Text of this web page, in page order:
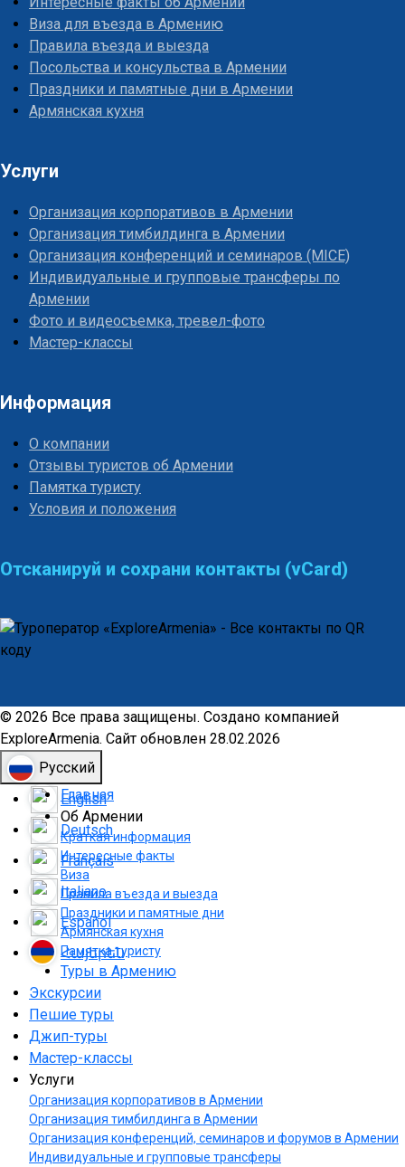
Виза для въезда в Армению
Правила въезда и выезда
Посольства и консульства в Армении
Праздники и памятные дни в Армении
Армянская кухня
Услуги
Организация корпоративов в Армении
Организация тимбилдинга в Армении
Организация конференций и семинаров (MICE)
Индивидуальные и групповые трансферы по
Армении
Фото и видеосъемка, тревел-фото
Мастер-классы
Информация
О компании
Отзывы туристов об Армении
Памятка туристу
Условия и положения
Отсканируй и сохрани контакты (vCard)
© 2026 Все права защищены. Создано компанией
ExploreArmenia. Сайт обновлен 28.02.2026
Русский
English
Deutsch
Français
Italiano
Español
Հայերեն
Главная
Об Армении
Краткая информация
Интересные факты
Виза
Правила въезда и выезда
Праздники и памятные дни
Армянская кухня
Памятка туристу
Туры в Армению
Экскурсии
Пешие туры
Джип-туры
Мастер-классы
Услуги
Организация корпоративов в Армении
Организация тимбилдинга в Армении
Организация конференций, семинаров и форумов в Армении
Индивидуальные и групповые трансферы